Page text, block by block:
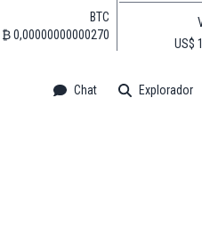
BTC
₿ 0,00000000000270
US$
Chat Explorador